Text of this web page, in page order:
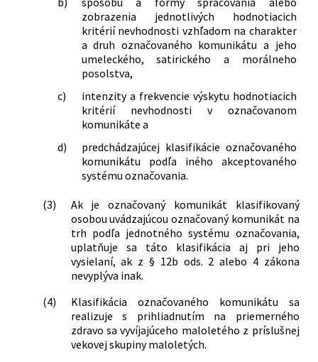
zobrazenia jednotlivých hodnotiacich
kritérií nevhodnosti vzhľadom na charakter
a druh označovaného komunikátu a jeho
umeleckého, satirického a morálneho
posolstva,
c)
intenzity a frekvencie výskytu hodnotiacich
kritérií nevhodnosti v označovanom
komunikáte a
d)
predchádzajúcej klasifikácie označovaného
komunikátu podľa iného akceptovaného
systému označovania.
(3)
Ak je označovaný komunikát klasifikovaný
osobou uvádzajúcou označovaný komunikát na
trh podľa jednotného systému označovania,
uplatňuje sa táto klasifikácia aj pri jeho
vysielaní, ak z § 12b ods. 2 alebo 4 zákona
nevyplýva inak.
(4)
Klasifikácia označovaného komunikátu sa
realizuje s prihliadnutím na priemerného
zdravo sa vyvíjajúceho maloletého z príslušnej
vekovej skupiny maloletých.